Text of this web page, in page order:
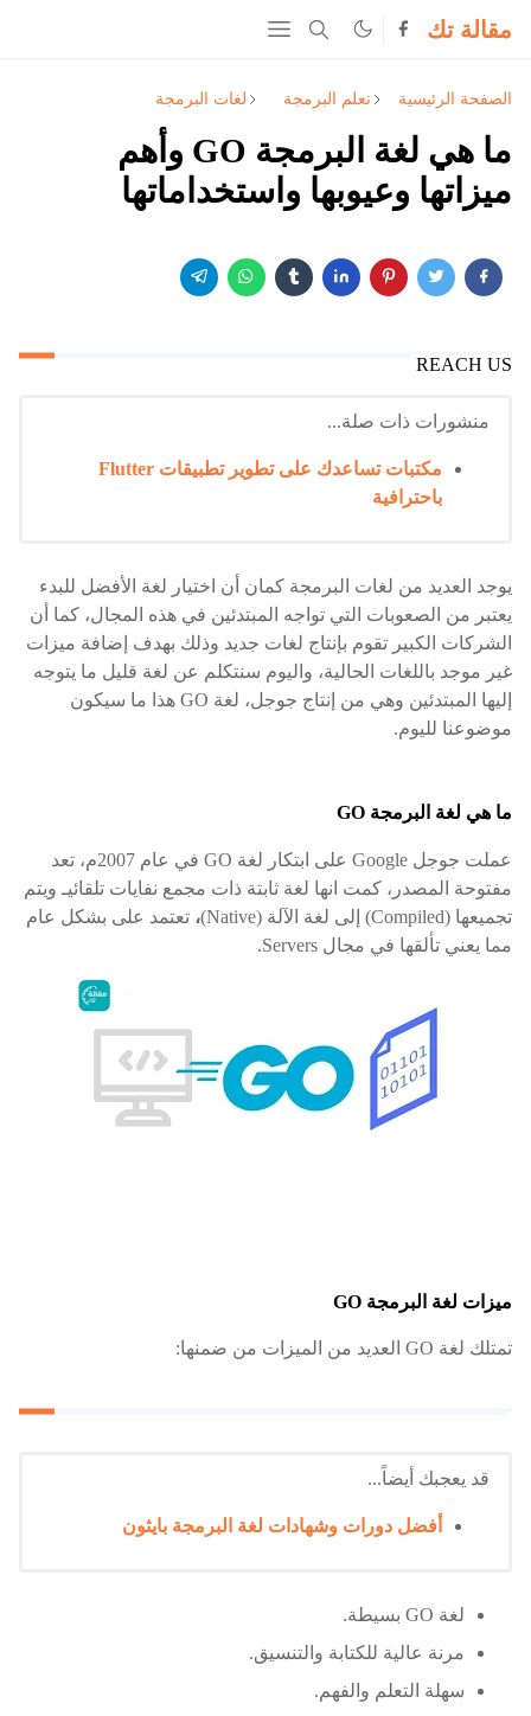
مقالة تك
الصفحة الرئيسية تعلم البرمجة لغات البرمجة
ما هي لغة البرمجة GO وأهم
ميزاتها وعيوبها واستخداماتها
REACH US
منشورات ذات صلة...
مكتبات تساعدك على تطوير تطبيقات Flutter
باحترافية
يوجد العديد من لغات البرمجة كمان أن اختيار لغة الأفضل للبدء
يعتبر من الصعوبات التي تواجه المبتدئين في هذه المجال، كما أن
الشركات الكبير تقوم بإنتاج لغات جديد وذلك بهدف إضافة ميزات
غير موجد باللغات الحالية، واليوم سنتكلم عن لغة قليل ما يتوجه
إليها المبتدئين وهي من إنتاج جوجل، لغة GO هذا ما سيكون
موضوعنا لليوم.
ما هي لغة البرمجة GO
عملت جوجل Google على ابتكار لغة GO في عام 2007م، تعد
مفتوحة المصدر، كمت انها لغة ثابتة ذات مجمع نفايات تلقائيـ ويتم
تجميعها (Compiled) إلى لغة الآلة (Native)
، تعتمد على بشكل عام
مما يعني تألقها في مجال Servers.
ميزات لغة البرمجة GO
تمتلك لغة GO العديد من الميزات من ضمنها:
قد يعجبك أيضاً...
أفضل دورات وشهادات لغة البرمجة بايثون
لغة GO بسيطة.
مرنة عالية للكتابة والتنسيق.
سهلة التعلم والفهم.